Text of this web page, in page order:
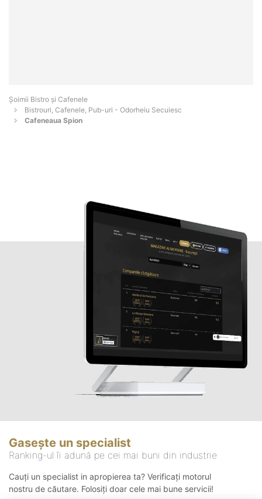
Șoimii Bistro și Cafenele
Bistrouri, Cafenele, Pub-uri - Odorheiu Secuiesc
Cafeneaua Spion
Gasește un specialist
Ranking-ul îi adună pe cei mai buni din industrie
Cauți un specialist in apropierea ta? Verificați motorul
nostru de căutare. Folosiți doar cele mai bune servicii!